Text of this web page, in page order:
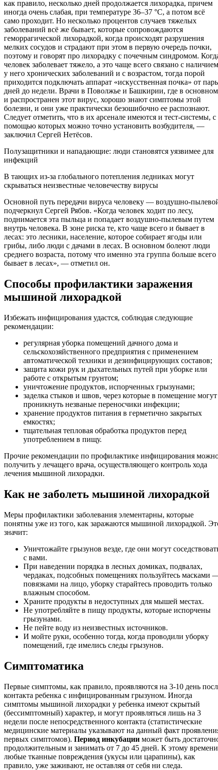
как правило, несколько дней продолжается лихорадка, причем
иногда очень слабая, при температуре 36–37 °С, а потом всё
само проходит. Но несколько процентов случаев тяжелых
заболеваний всё же бывает, которые сопровождаются
геморрагической лихорадкой, когда происходят разрушения
мелких сосудов и страдают при этом в первую очередь почки,
поэтому и говорят про лихорадку с почечным синдромом.
человек заболевает тяжело, а это чаще всего связано с наличием
у него хронических заболеваний и с возрастом, тогда порой
приходится подключать аппарат «искусственная почка» от
дней до недели. Врачи в Поволжье и Башкирии, где в основном
и распространен этот вирус, хорошо знают симптомы этой
болезни, и они уже практически безошибочно ее распознают.
Следует отметить, что в их арсенале имеются и тест-системы, с
помощью которых можно точно установить возбудителя, —
заключил Сергей Нетёсов.
Полузащитники и нападающие: люди становятся уязвимее для
инфекций
В тающих из-за глобального потепления ледниках могут
скрываться неизвестные человечеству вирусы
Основной путь передачи вируса человеку — воздушно-
подчеркнул Сергей Рябов. «Когда человек ходит по лесу,
поднимается эта пыльца и попадает воздушно-пылевым путем
внутрь человека. В зоне риска те, кто чаще всего и бывает в
лесах: это лесники, население, которое собирает ягоды или
грибы, либо люди с дачами в лесах. В основном болеют люди
среднего возраста, потому что именно эта группа больше всего
бывает в лесах», — отметил он.
Способы профилактики заражения
мышиной лихорадкой
Избежать инфицирования удастся, соблюдая следующие
рекомендации:
регулярная уборка помещений дачного дома и
сельскохозяйственного предприятия с применением
автоматической техники и дезинфицирующих составов;
защита кожи рук и дыхательных путей при уборке или
работе с открытым грунтом;
уничтожение продуктов, испорченных грызунами;
заделка стыков и швов, через которые в помещение могут
проникнуть незваные переносчики инфекции;
хранение продуктов питания в герметично закрытых
емкостях;
тщательная тепловая обработка продуктов перед
употреблением в пищу.
Прочие рекомендации по профилактике инфицирования
получить у лечащего врача, осуществляющего контроль хода
лечения мышиной лихорадки.
Как не заболеть мышиной лихорадкой
Меры профилактики заболевания элементарны, которые
понятны уже из того, как заражаются мышиной лихорадкой.
значит:
Уничтожайте грызунов везде, где они могут
с вами.
При наведении порядка в лесных домиках, подвалах,
чердаках, подсобных помещениях пользуйтесь масками
повязками на лицо, уборку старайтесь проводить только
влажным способом.
Храните продукты в недоступных для мышей местах.
Не употребляйте в пищу продукты, которые испорчены
грызунами.
Не пейте воду из неизвестных источников.
И мойте руки, особенно тогда, когда проводили уборку
помещений, где имелись следы грызунов.
Симптоматика
Первые симптомы, как правило, проявляются на 3-10 день
контакта ребенка с инфицированным грызуном. Иногда
симптомы мышиной лихорадки у ребенка имеют скрытый
(бессимптомный) характер, и могут проявляться лишь на 3
недели после непосредственного контакта (статистические
медицинские материалы указывают на данный факт
первых симптомов). Период инкубации может быть
продолжительным и занимать от 7 до 45 дней. К этому времени
любые тканные повреждения (укусы или царапины), как
правило, уже заживают, не оставляя от себя ни следа.